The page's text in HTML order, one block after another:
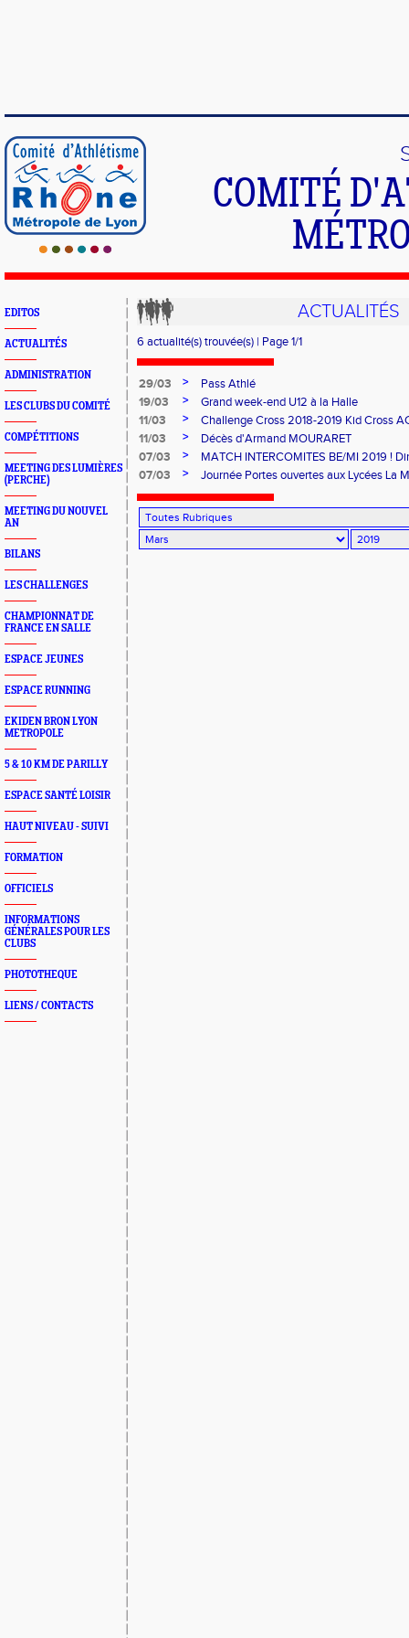
COMITÉ
EDITOS
ACTUALITÉS
ADMINISTRATION
LES CLUBS DU COMITÉ
COMPÉTITIONS
MEETING DES LUMIÈRES
(PERCHE)
MEETING DU NOUVEL
AN
BILANS
LES CHALLENGES
CHAMPIONNAT DE
FRANCE EN SALLE
ESPACE JEUNES
ESPACE RUNNING
EKIDEN BRON LYON
METROPOLE
5 & 10 KM DE PARILLY
ESPACE SANTÉ LOISIR
HAUT NIVEAU - SUIVI
FORMATION
OFFICIELS
INFORMATIONS
GÉNÉRALES POUR LES
CLUBS
PHOTOTHEQUE
LIENS / CONTACTS
ACTUALITÉS
6 actualité(s) trouvée(s) | Page 1/1
29/03 >
Pass Athlé
19/03
>
Grand week-end U12 à la Halle
11/03
>
Challenge Cross 2018-2019 Kid Cross
11/03
>
Décès d'Armand MOURARET
07/03
>
MATCH INTERCOMITES BE/MI 2019 !
07/03
> Journée Portes ouvertes aux Lycées La